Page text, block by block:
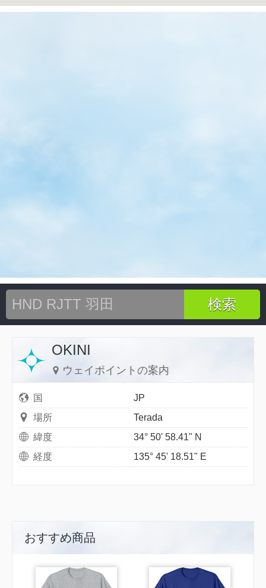
OKINI
ウェイポイントの案内
国
JP
場所
Terada
緯度
34° 50' 58.41" N
経度
135° 45' 18.51" E
おすすめ商品